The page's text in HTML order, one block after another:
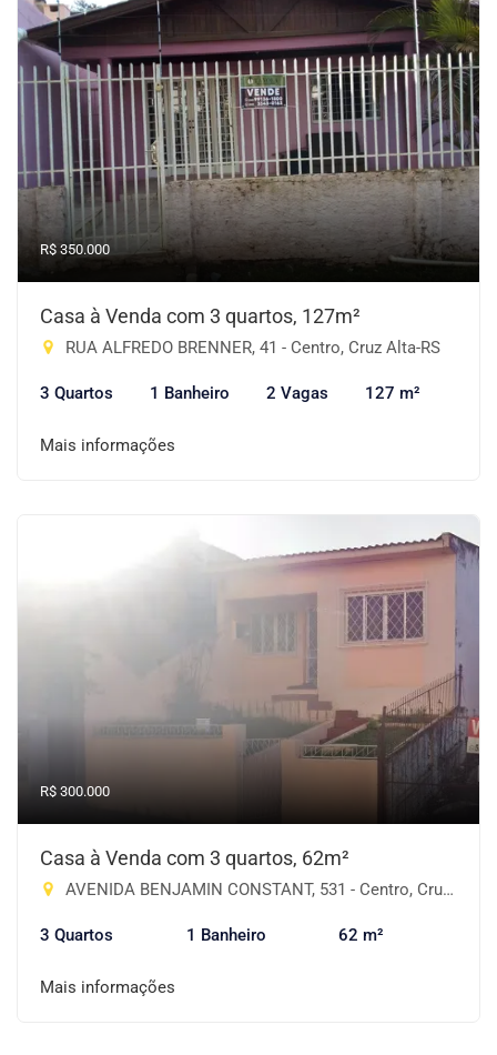
R$ 350.000
Casa à Venda com 3 quartos, 127m²
RUA ALFREDO BRENNER, 41 - Centro, Cruz Alta-RS
3 Quartos 1 Banheiro 2 Vagas 127 m²
Mais informações
R$ 300.000
Casa à Venda com 3 quartos, 62m²
AVENIDA BENJAMIN CONSTANT, 531 - Centro, Cruz Alta-RS
3 Quartos 1 Banheiro 62 m²
Mais informações